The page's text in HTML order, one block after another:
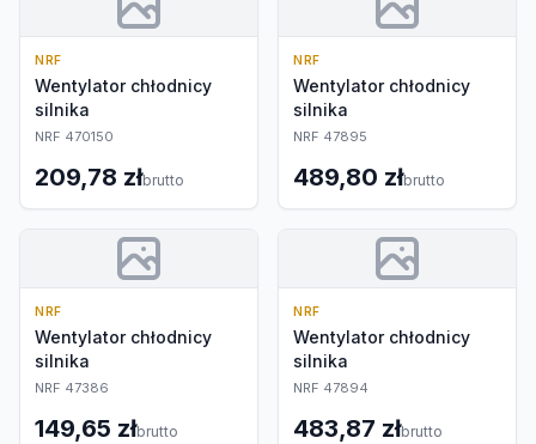
NRF
Wentylator chłodnicy
silnika
NRF 470150
209,78 złbrutto
NRF
Wentylator chłodnicy
silnika
NRF 47895
489,80 złbrutto
NRF
Wentylator chłodnicy
silnika
NRF 47386
149,65 złbrutto
NRF
Wentylator chłodnicy
silnika
NRF 47894
483,87 złbrutto